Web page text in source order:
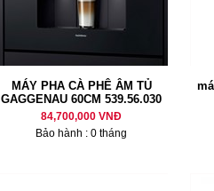
MÁY PHA CÀ PHÊ ÂM TỦ
GAGGENAU 60CM 539.56.030
84,700,000 VNĐ
Bảo hành : 0 tháng